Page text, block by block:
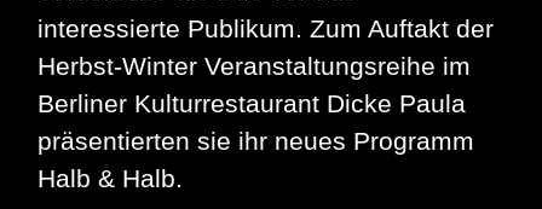
interessierte Publikum. Zum Auftakt der
Herbst-Winter Veranstaltungsreihe im
Berliner Kulturrestaurant Dicke Paula
präsentierten sie ihr neues Programm
Halb & Halb.